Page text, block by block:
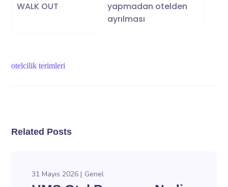
WALK OUT
yapmadan otelden
ayrılması
otelcilik terimleri
Related Posts
31 Mayıs 2026 Genel